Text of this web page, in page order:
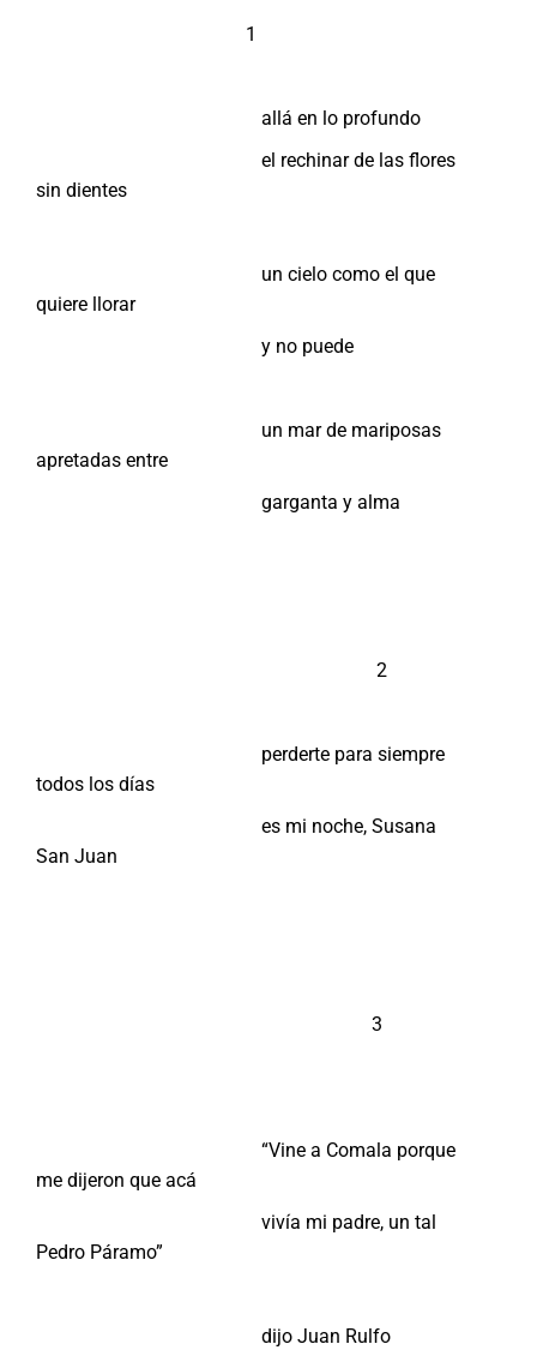
1
allá en lo profundo
el rechinar de las flores
sin dientes
un cielo como el que
quiere llorar
y no puede
un mar de mariposas
apretadas entre
garganta y alma
2
perderte para siempre
todos los días
es mi noche, Susana
San Juan
3
“Vine a Comala porque
me dijeron que acá
vivía mi padre, un tal
Pedro Páramo”
dijo Juan Rulfo